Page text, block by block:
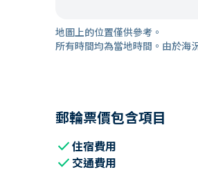
地圖上的位置僅供參考。
所有時間均為當地時間。由於海
郵輪票價包含項目
check住宿費用
check 交通費用